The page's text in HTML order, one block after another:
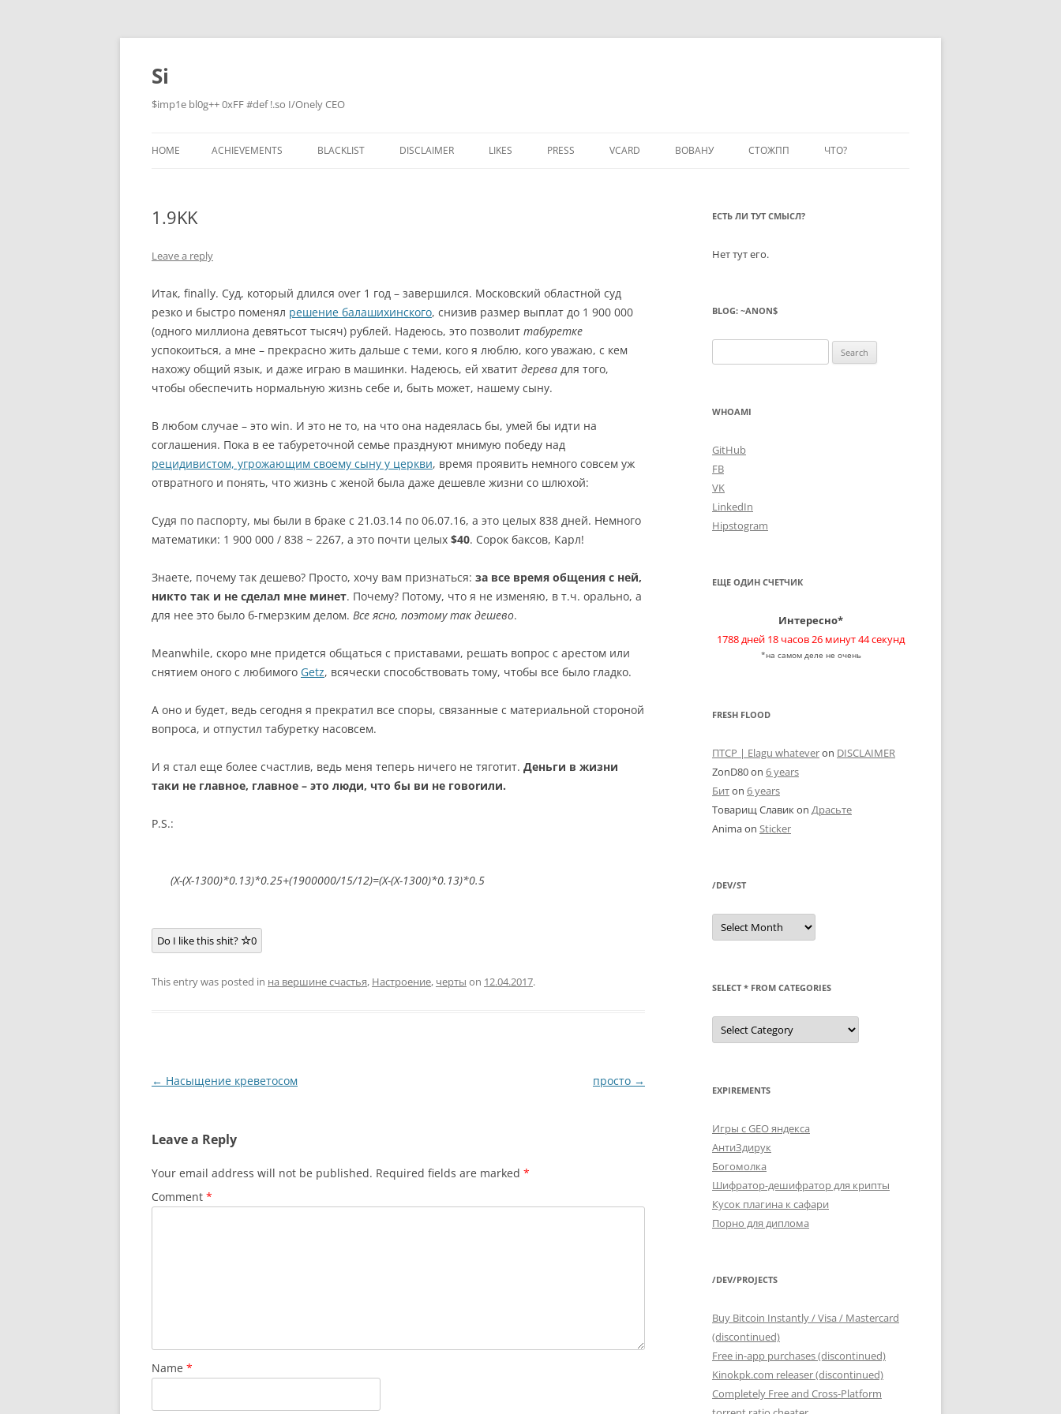
Skip
content
Si
$imp1e bl0g++ 0xFF #def !.so I/Onely CEO
HOME ACHIEVEMENTS BLACKLIST DISCLAIMER LIKES PRESS VCARD ВОВАНУ СТОЖПП ЧТО?
1.9KK
Leave a reply
Итак, finally. Суд, который длился over 1 год – завершился. Московский областной суд
резко и быстро поменял решение балашихинского, снизив размер выплат до 1 900 000
(одного миллиона девятьсот тысяч) рублей. Надеюсь, это позволит табуретке
успокоиться, а мне – прекрасно жить дальше с теми, кого я люблю, кого уважаю, с кем
нахожу общий язык, и даже играю в машинки. Надеюсь, ей хватит дерева для того,
чтобы обеспечить нормальную жизнь себе и, быть может, нашему сыну.
В любом случае – это win. И это не то, на что она надеялась бы, умей бы идти на
соглашения. Пока в ее табуреточной семье празднуют мнимую победу над
рецидивистом, угрожающим своему сыну у церкви, время проявить немного совсем уж
отвратного и понять, что жизнь с женой была даже дешевле жизни со шлюхой:
Судя по паспорту, мы были в браке с 21.03.14 по 06.07.16, а это целых 838 дней. Немного
математики: 1 900 000 / 838 ~ 2267, а это почти целых $40. Сорок баксов, Карл!
Знаете, почему так дешево? Просто, хочу вам признаться: за все время общения с ней,
никто так и не сделал мне минет. Почему? Потому, что я не изменяю, в т.ч. орально, а
для нее это было б-гмерзким делом. Все ясно, поэтому так дешево.
Meanwhile, скоро мне придется общаться с приставами, решать вопрос с арестом или
снятием оного с любимого Getz, всячески способствовать тому, чтобы все было гладко.
А оно и будет, ведь сегодня я прекратил все споры, связанные с материальной стороной
вопроса, и отпустил табуретку насовсем.
И я стал еще более счастлив, ведь меня теперь ничего не тяготит. Деньги в жизни
таки не главное, главное – это люди, что бы ви не говоrили.
P.S.:
(X-(X-1300)*0.13)*0.25+(1900000/15/12)=(X-(X-1300)*0.13)*0.5
Do I like this shit? 0
This entry was posted in на вершине счастья, Настроение, черты on 12.04.2017.
Post
← Насыщение креветосом просто →
Leave a Reply
Your email address will not be published. Required fields are marked *
Comment *
Name *
ЕСТЬ ЛИ ТУТ СМЫСЛ?
Нет тут его.
BLOG: ~ANON$
for:
WHOAMI
GitHub
FB
VK
LinkedIn
Hipstogram
ЕЩЕ ОДИН СЧЕТЧИК
Интересно*
1788 дней 18 часов 26 минут 44 секунд
*на самом деле не очень
FRESH FLOOD
ПТСР | Elagu whateveron DISCLAIMER
ZonD80on 6 years
Битon 6 years
Товарищ Славикon Драсьте
Animaon Sticker
/DEV/ST
/dev/st
SELECT * FROM CATEGORIES
SELECT
FROM
EXPIREMENTS
Игры с GEO яндекса
АнтиЗдирук
Богомолка
Шифратор-дешифратор для крипты
Кусок плагина к сафари
Порно для диплома
/DEV/PROJECTS
Buy Bitcoin Instantly / Visa / Mastercard
(discontinued)
Free in-app purchases (discontinued)
Kinokpk.com releaser (discontinued)
Completely Free and Cross-Platform